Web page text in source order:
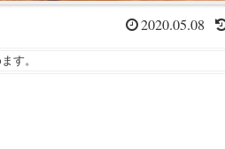
2020.05.08
す。